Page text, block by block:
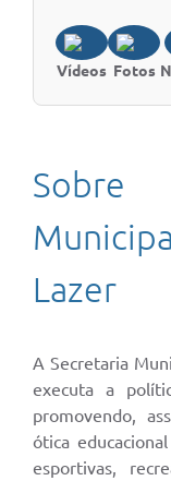
Vídeos Fotos
Lazer
A Secretaria
executa a
promovendo,
ótica
esportivas,